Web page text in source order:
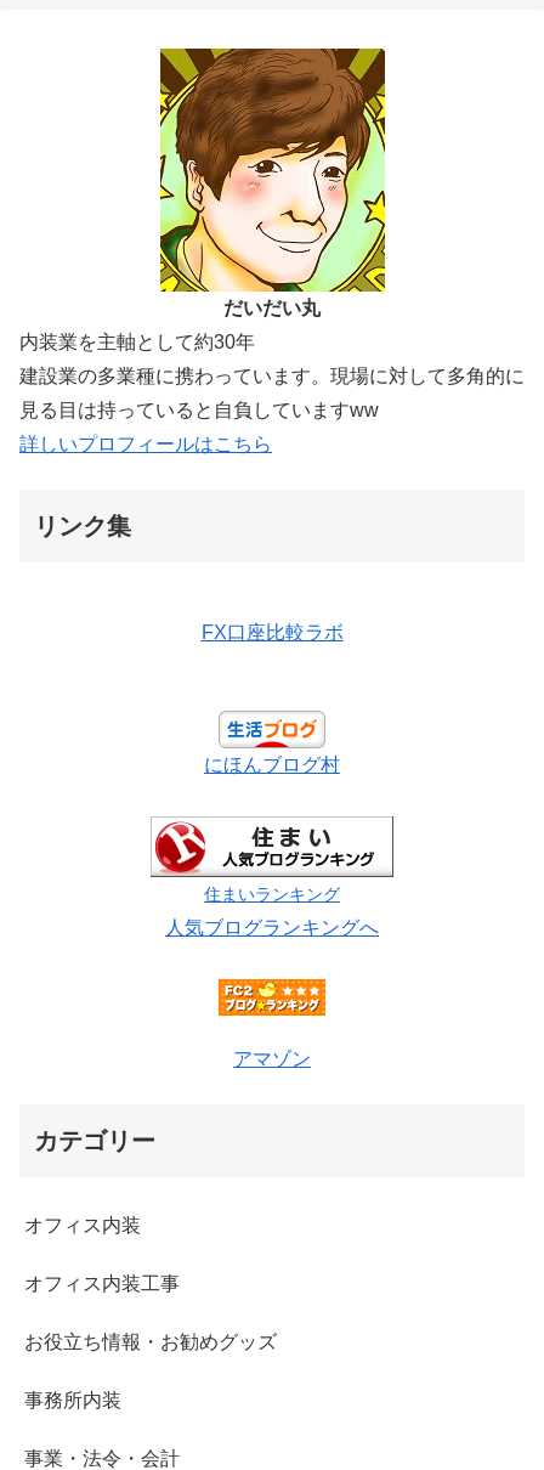
だいだい丸
内装業を主軸として約30年
建設業の多業種に携わっています。現場に対して多角的に
見る目は持っていると自負していますww
詳しいプロフィールはこちら
リンク集
FX口座比較ラボ
にほんブログ村
住まいランキング
人気ブログランキングへ
アマゾン
カテゴリー
オフィス内装
オフィス内装工事
お役立ち情報・お勧めグッズ
事務所内装
事業・法令・会計